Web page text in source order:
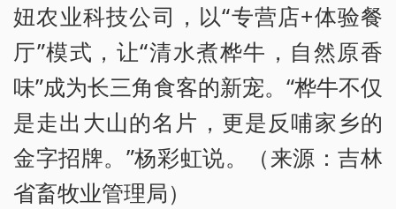
妞农业科技公司，以“专营店+体验餐
厅”模式，让“清水煮桦牛，自然原香
味”成为长三角食客的新宠。“桦牛不仅
是走出大山的名片，更是反哺家乡的
金字招牌。”杨彩虹说。（来源：吉林
省畜牧业管理局）